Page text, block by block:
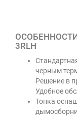
ОСОБЕННОСТИ
3RLH
черным
Решение в
Удобное
Топка